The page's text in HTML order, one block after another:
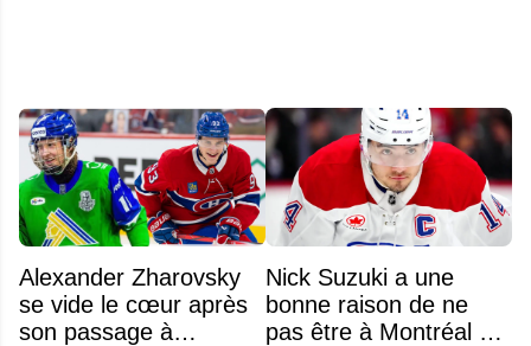
Alexander Zharovsky
se vide le cœur après
son passage à
Nick Suzuki a une
bonne raison de ne
pas être à Montréal cet